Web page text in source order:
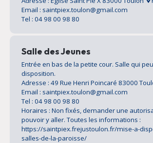
Email : saintpiex.toulon@gmail.com
Tel : 04 98 00 98 80
Salle des Jeunes
Entrée en bas de la petite cour. Salle qui
disposition.
Adresse : 49 Rue Henri Poincaré 83000
Email : saintpiex.toulon@gmail.com
Tel : 04 98 00 98 80
Horaires : Non fixés, demander une
pouvoir y aller. Toutes les informations :
https://saintpiex.frejustoulon.fr/mise-a-
salles-de-la-paroisse/